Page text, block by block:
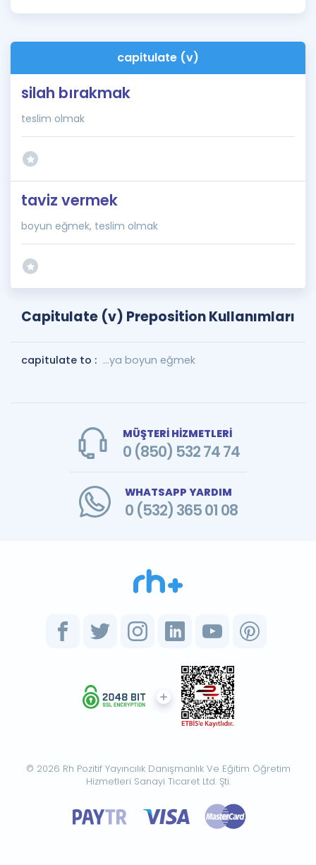
İngilizce Gramer
capitulate (v)
silah bırakmak
teslim olmak
taviz vermek
boyun eğmek, teslim olmak
Capitulate (v) Preposition Kullanımları
capitulate to : ...ya boyun eğmek
MÜŞTERİ HİZMETLERİ
0 (850) 532 74 74
WHATSAPP YARDIM
0 (532) 365 01 08
© 2026 Rh Pozitif Yayıncılık Danışmanlık Ve Eğitim Öğretim
Hizmetleri Sanayi Ticaret Ltd. Şti.